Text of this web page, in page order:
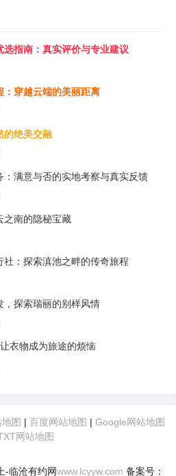
选指南：真实评价与专业建议
：穿越云端的美丽距离
的绝美交融
：满意与否的实地考察与真实反馈
之南的隐秘宝藏
社：探索滇池之畔的传奇旅程
，探索瑞丽的别样风情
衣物成为旅途的烦恼
地图 | 百度网站地图 | Google网站地图
网站地图
-临沧有约网www.lcyyw.com 备案号：